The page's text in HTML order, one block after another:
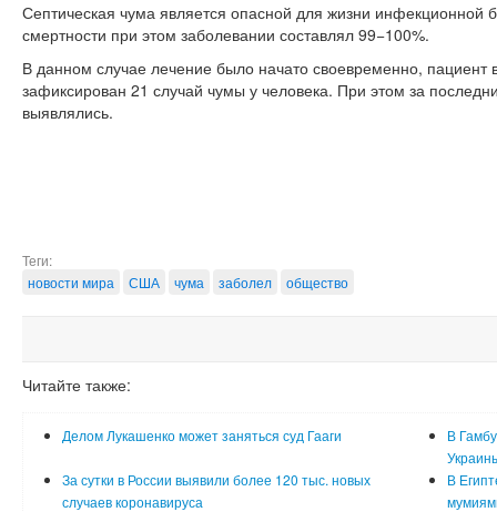
Септическая чума является опасной для жизни инфекционной
смертности при этом заболевании составлял 99−100%.
В данном случае лечение было начато своевременно, пациент
зафиксирован 21 случай чумы у человека. При этом за
выявлялись.
Теги:
новости мира
США чума заболел общество
Читайте также:
Делом Лукашенко может заняться суд Гааги
В
За сутки в России выявили более 120 тыс. новых
случаев коронавируса
В